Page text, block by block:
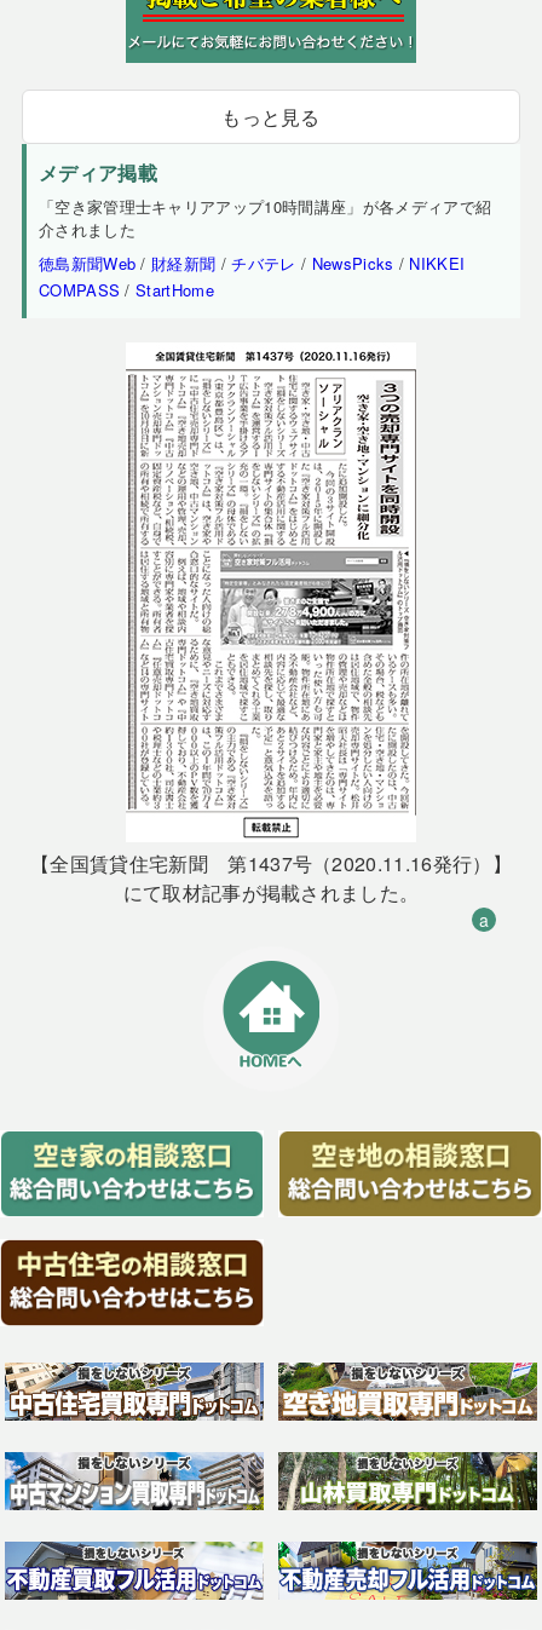
もっと見る
メディア掲載
「空き家管理士キャリアアップ10時間講座」が各メディアで紹
介されました
徳島新聞Web / 財経新聞 /チバテレ / NewsPicks / NIKKEI
COMPASS /StartHome
【全国賃貸住宅新聞 第1437号（2020.11.16発行）】
にて取材記事が掲載されました。
a